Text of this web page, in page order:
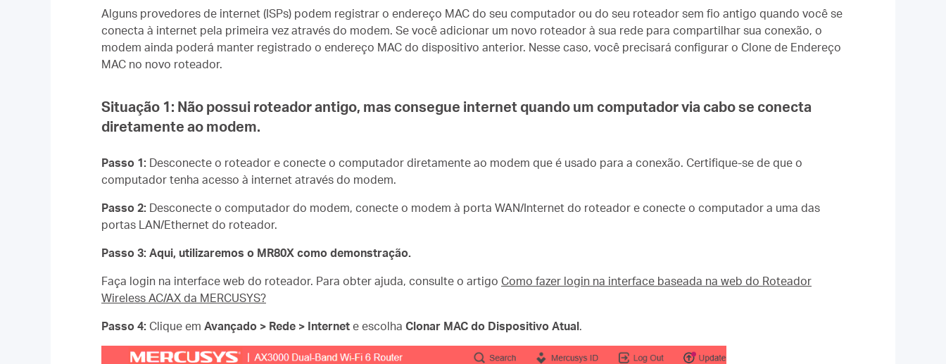
Alguns provedores de internet (ISPs) podem registrar o endereço MAC do seu computador ou do seu roteador sem fio antigo quando você se
conecta à internet pela primeira vez através do modem. Se você adicionar um novo roteador à sua rede para compartilhar sua conexão, o
modem ainda poderá manter registrado o endereço MAC do dispositivo anterior. Nesse caso, você precisará configurar o Clone de Endereço
MAC no novo roteador.
Situação 1: Não possui roteador antigo, mas consegue internet quando um computador via cabo se conecta
diretamente ao modem.
Passo 1: Desconecte o roteador e conecte o computador diretamente ao modem que é usado para a conexão. Certifique-se de que o
computador tenha acesso à internet através do modem.
Passo 2: Desconecte o computador do modem, conecte o modem à porta WAN/Internet do roteador e conecte o computador a uma das
portas LAN/Ethernet do roteador.
Passo 3: Aqui, utilizaremos o MR80X como demonstração.
Faça login na interface web do roteador. Para obter ajuda, consulte o artigo Como fazer login na interface baseada na web do Roteador
Wireless AC/AX da MERCUSYS?
Passo 4: Clique em Avançado > Rede > Internet e escolha Clonar MAC do Dispositivo Atual.